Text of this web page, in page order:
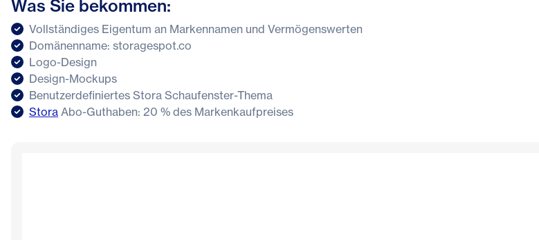
Was Sie bekommen:
Vollständiges Eigentum an Markennamen und Vermögenswerten
Domänenname: storagespot.co
Logo-Design
Design-Mockups
Benutzerdefiniertes Stora Schaufenster-Thema
Stora Abo-Guthaben: 20 % des Markenkaufpreises